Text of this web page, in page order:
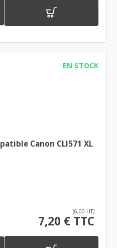
EN STOCK
Canon CLI571 XL
(6,00 HT)
7,20 € TTC